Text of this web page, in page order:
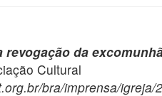
revogação da
Cultural
bra/imprensa/igreja/